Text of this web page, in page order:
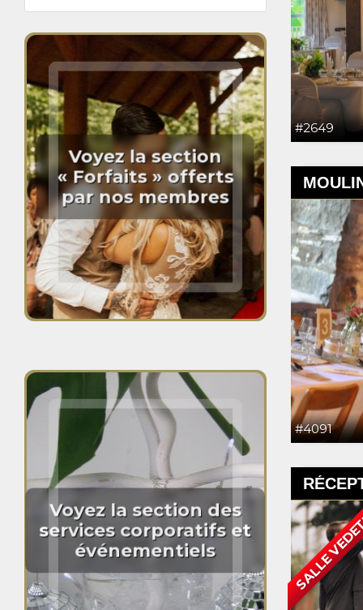
Voyez la section
« Forfaits » offerts
par nos membres
Voyez la section des
services corporatifs et
événementiels
#2649
#4091
SALLE